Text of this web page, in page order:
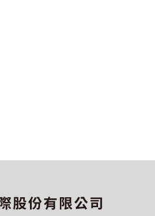
同意